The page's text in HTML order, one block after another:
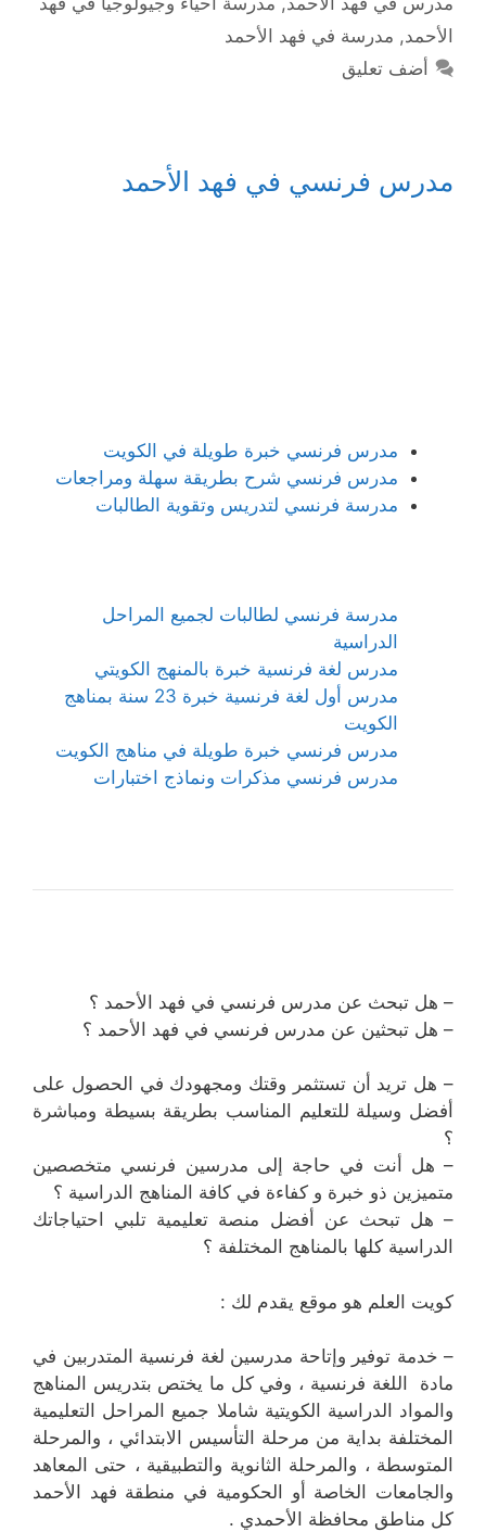
الأحمد, مدرسة في فهد الأحمد
أضف تعليق
مدرس فرنسي في فهد الأحمد
مدرس فرنسي خبرة طويلة في الكويت
مدرس فرنسي شرح بطريقة سهلة ومراجعات
مدرسة فرنسي لتدريس وتقوية الطالبات
مدرسة فرنسي لطالبات لجميع المراحل
الدراسية
مدرس لغة فرنسية خبرة بالمنهج الكويتي
مدرس أول لغة فرنسية خبرة 23 سنة بمناهج
الكويت
مدرس فرنسي خبرة طويلة في مناهج الكويت
مدرس فرنسي مذكرات ونماذج اختبارات
– هل تبحث عن مدرس فرنسي في فهد الأحمد ؟
– هل تبحثين عن مدرس فرنسي في فهد الأحمد ؟
– هل تريد أن تستثمر وقتك ومجهودك في الحصول على
أفضل وسيلة للتعليم المناسب بطريقة بسيطة ومباشرة
؟
– هل أنت في حاجة إلى مدرسين فرنسي متخصصين
متميزين ذو خبرة و كفاءة في كافة المناهج الدراسية ؟
– هل تبحث عن أفضل منصة تعليمية تلبي احتياجاتك
الدراسية كلها بالمناهج المختلفة ؟
كويت العلم هو موقع يقدم لك :
– خدمة توفير وإتاحة مدرسين لغة فرنسية المتدربين في
مادة اللغة فرنسية ، وفي كل ما يختص بتدريس المناهج
والمواد الدراسية الكويتية شاملا جميع المراحل التعليمية
المختلفة بداية من مرحلة التأسيس الابتدائي ، والمرحلة
المتوسطة ، والمرحلة الثانوية والتطبيقية ، حتى المعاهد
والجامعات الخاصة أو الحكومية في منطقة فهد الأحمد
كل مناطق محافظة الأحمدي .